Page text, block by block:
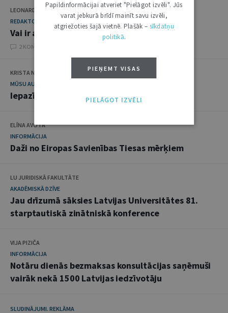
LEONARDS PĀVILS
REDAKTORA SLEJA
Vai ir apjausts alternatīvs vides piesārņojums
2 KOMENTĀRI
KRISTA NIKLASE
MŪSU AUTORS
Iepazīstieties: JV autore Krista Niklase
ELĪNA AVOTA
INFORMĀCIJA
Daži no Eiropas Savienības Tiesas mērķiem
LU JURIDISKĀ FAKULTĀTE
AKADĒMISKĀ DZĪVE
Jau drīzumā sāksies Latvijas Universitātes 81.
starptautiskā zinātniskā konference
VIJA PIZIČA
INFORMĀCIJA
Notāru dienās bezmaksas konsultācijas saņēmuši
vairāk nekā 1500 Latvijas iedzīvotāju
SLUDINĀJUMI. REKLĀMA
Papildinformācijai atveriet "Pielāgot izvēli". Jūs
varat jebkurā brīdī mainīt savu izvēli,
atgriežoties šajā vietnē. Plašāk – sīkdatņu
politikā.
PIEŅEMT VISAS
PIELĀGOT IZVĒLI